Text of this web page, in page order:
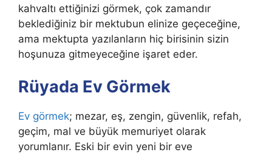
kahvaltı ettiğinizi görmek, çok zamandır
beklediğiniz bir mektubun elinize geçeceğine,
ama mektupta yazılanların hiç birisinin sizin
hoşunuza gitmeyeceğine işaret eder.
Rüyada Ev Görmek
Ev görmek; mezar, eş, zengin, güvenlik, refah,
geçim, mal ve büyük memuriyet olarak
yorumlanır. Eski bir evin yeni bir eve